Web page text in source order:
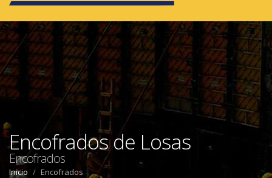
Encofrados de Losas
Encofrados
Inicio Encofrados